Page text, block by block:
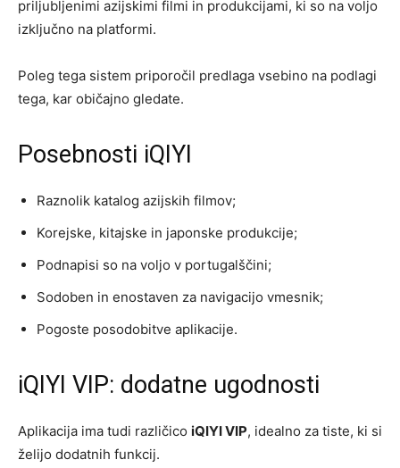
priljubljenimi azijskimi filmi in produkcijami, ki so na voljo
izključno na platformi.
Poleg tega sistem priporočil predlaga vsebino na podlagi
tega, kar običajno gledate.
Posebnosti iQIYI
Raznolik katalog azijskih filmov;
Korejske, kitajske in japonske produkcije;
Podnapisi so na voljo v portugalščini;
Sodoben in enostaven za navigacijo vmesnik;
Pogoste posodobitve aplikacije.
iQIYI VIP: dodatne ugodnosti
Aplikacija ima tudi različico iQIYI VIP, idealno za tiste, ki si
želijo dodatnih funkcij.